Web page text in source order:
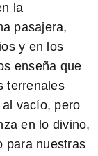
la
pasajera,
y en los
enseña que
terrenales
vacío, pero
en lo divino,
para nuestras